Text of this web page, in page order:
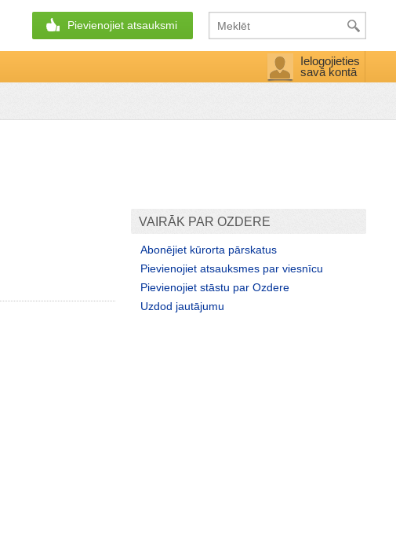
Pievienojiet atsauksmi
Ielogojieties
savā kontā
VAIRĀK PAR OZDERE
Abonējiet kūrorta pārskatus
Pievienojiet atsauksmes par viesnīcu
Pievienojiet stāstu par Ozdere
Uzdod jautājumu